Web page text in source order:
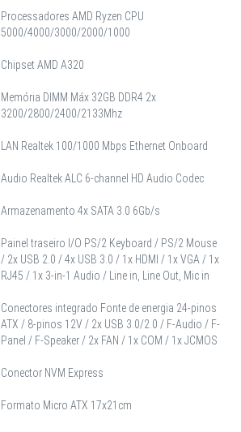
Processadores AMD Ryzen CPU
5000/4000/3000/2000/1000
Chipset AMD A320
Memória DIMM Máx 32GB DDR4 2x
3200/2800/2400/2133Mhz
LAN Realtek 100/1000 Mbps Ethernet Onboard
Audio Realtek ALC 6-channel HD Audio Codec
Armazenamento 4x SATA 3.0 6Gb/s
Painel traseiro I/O PS/2 Keyboard / PS/2 Mouse
/ 2x USB 2.0 / 4x USB 3.0 / 1x HDMI / 1x VGA / 1x
RJ45 / 1x 3-in-1 Audio / Line in, Line Out, Mic in
Conectores integrado Fonte de energia 24-pinos
ATX / 8-pinos 12V / 2x USB 3.0/2.0 / F-Audio / F-
Panel / F-Speaker / 2x FAN / 1x COM / 1x JCMOS
Conector NVM Express
Formato Micro ATX 17x21cm